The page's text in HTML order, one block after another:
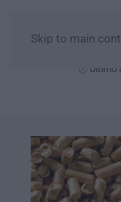
Skip to main
Ultimo